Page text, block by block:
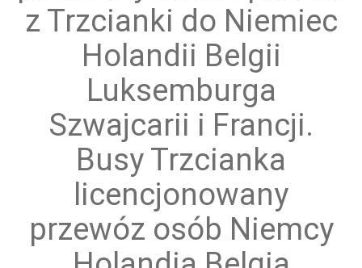
z Trzcianki do Niemiec
Holandii Belgii
Luksemburga
Szwajcarii i Francji.
Busy Trzcianka
licencjonowany
przewóz osób Niemcy